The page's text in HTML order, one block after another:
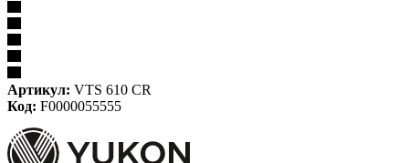
Артикул: VTS 610 CR
Код: F0000055555